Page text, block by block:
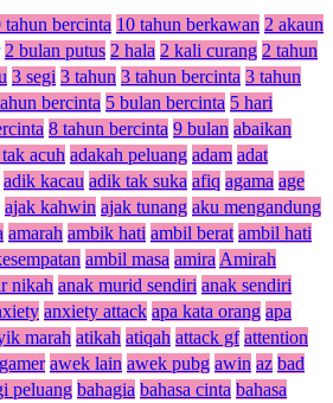
tahun bercinta 10 tahun berkawan 2 akaun
2 bulan putus 2 hala 2 kali curang 2 tahun
3 segi 3 tahun 3 tahun bercinta 3 tahun
bercinta 5 bulan bercinta 5 hari
8 tahun bercinta 9 bulan abaikan
acuh adakah peluang adam adat
adik kacau adik tak suka afiq agama age
ajak kahwin ajak tunang aku mengandung
amarah ambik hati ambil berat ambil hati
ambil masa amira Amirah
nikah anak murid sendiri anak sendiri
anxiety attack apa kata orang apa
marah atikah atiqah attack gf attention
awek lain awek pubg awin az bad
peluang bahagia bahasa cinta bahasa